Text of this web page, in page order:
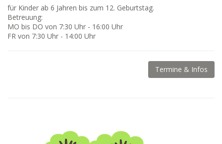
für Kinder ab 6 Jahren bis zum 12. Geburtstag.
Betreuung:
MO bis DO von 7:30 Uhr - 16:00 Uhr
FR von 7:30 Uhr - 14:00 Uhr
Termine & Infos